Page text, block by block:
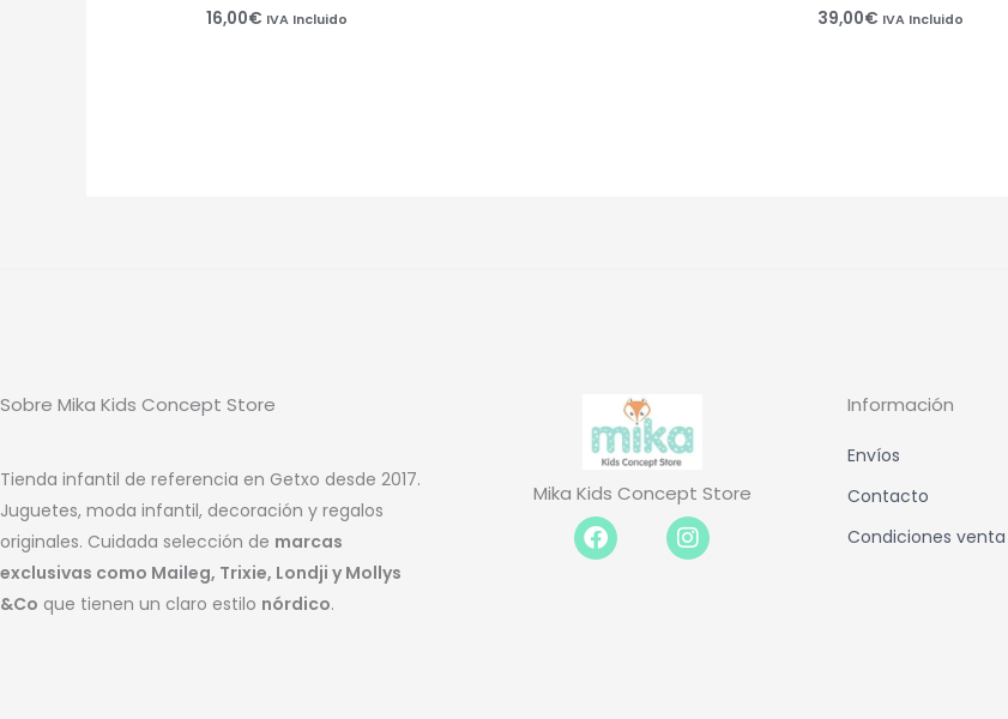
16,00€ IVA Incluido 39,00€ IVA Incluido
Sobre Mika Kids Concept Store
Tienda infantil de referencia en Getxo desde 2017.
Juguetes, moda infantil, decoración y regalos
originales. Cuidada selección de marcas
exclusivas como Maileg, Trixie, Londji y Mollys
&Co que tienen un claro estilo nórdico.
Mika Kids Concept Store
Facebook-
f
Instagram
Información
Envíos
Contacto
Condiciones venta